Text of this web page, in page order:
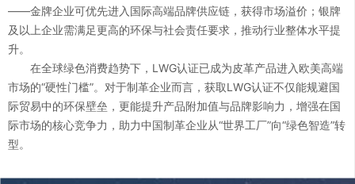
——金牌企业可优先进入国际高端品牌供应链，获得市场溢价；银牌
及以上企业需满足更高的环保与社会责任要求，推动行业整体水平提
升。
在全球绿色消费趋势下，LWG认证已成为皮革产品进入欧美高端
市场的“硬性门槛”。对于制革企业而言，获取LWG认证不仅能规避国
际贸易中的环保壁垒，更能提升产品附加值与品牌影响力，增强在国
际市场的核心竞争力，助力中国制革企业从“世界工厂”向“绿色智造”转
型。
0
4
5
6
5
6
7
0
1